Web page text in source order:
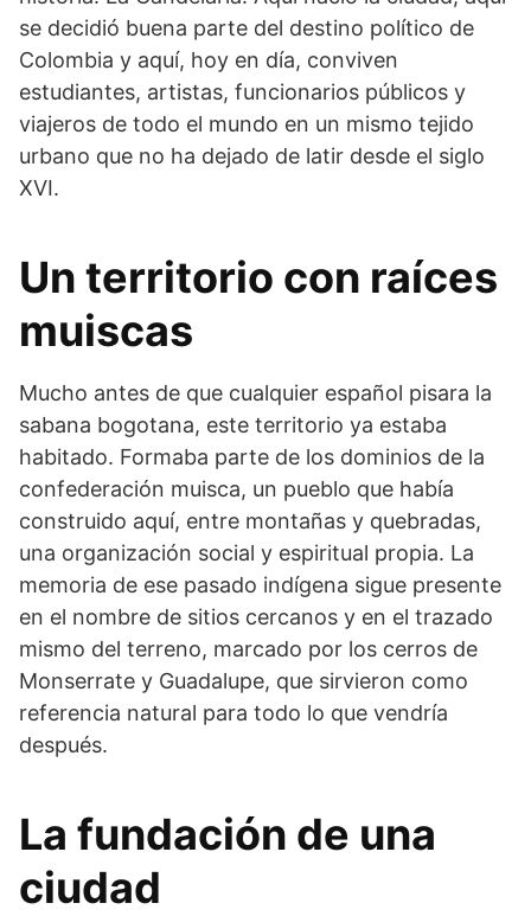
se decidió buena parte del destino político de
Colombia y aquí, hoy en día, conviven
estudiantes, artistas, funcionarios públicos y
viajeros de todo el mundo en un mismo tejido
urbano que no ha dejado de latir desde el siglo
XVI.
Un territorio con raíces
muiscas
Mucho antes de que cualquier español pisara la
sabana bogotana, este territorio ya estaba
habitado. Formaba parte de los dominios de la
confederación muisca, un pueblo que había
construido aquí, entre montañas y quebradas,
una organización social y espiritual propia. La
memoria de ese pasado indígena sigue presente
en el nombre de sitios cercanos y en el trazado
mismo del terreno, marcado por los cerros de
Monserrate y Guadalupe, que sirvieron como
referencia natural para todo lo que vendría
después.
La fundación de una
ciudad